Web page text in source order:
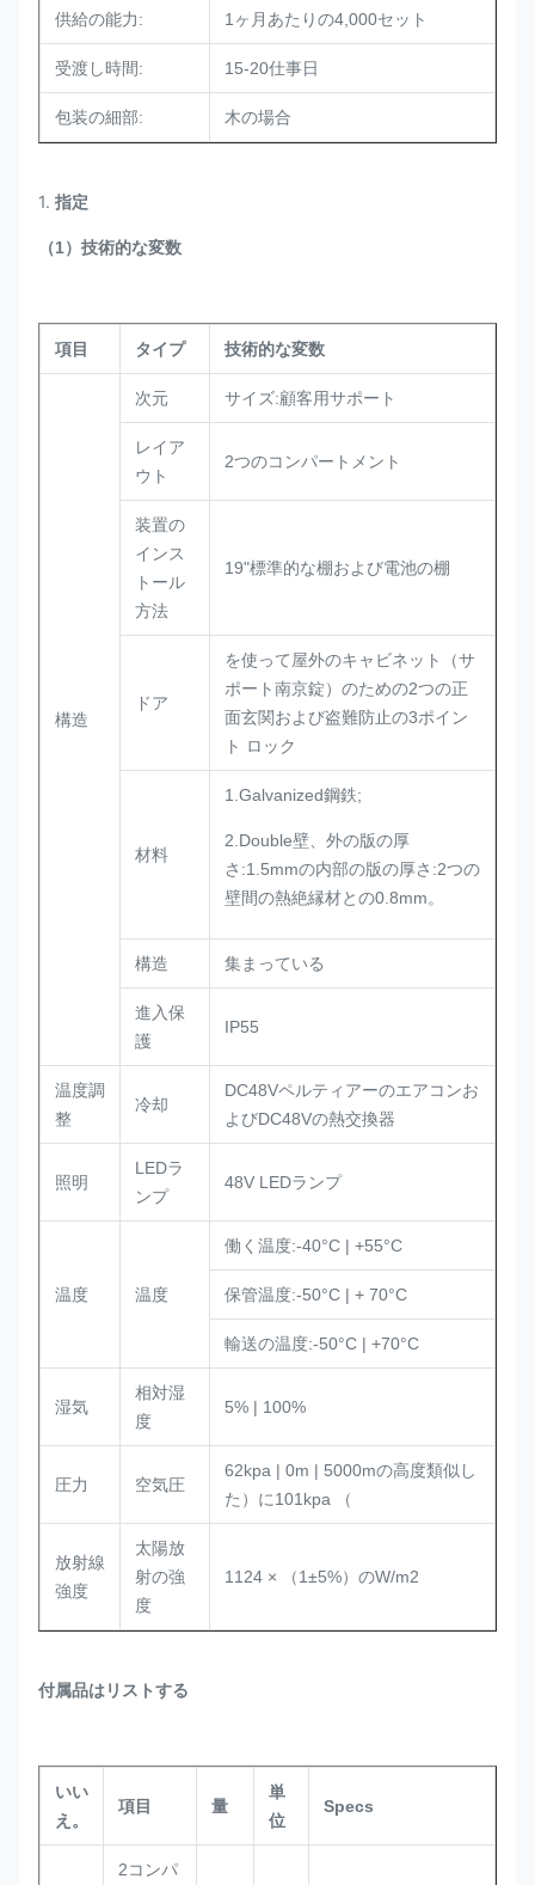
供給の能力: 1ヶ月あたりの4,000セット
受渡し時間: 15-20仕事日
包装の細部: 木の場合
1. 指定
（1）技術的な変数
項目 タイプ 技術的な変数
構造
次元 サイズ:顧客用サポート
レイア
ウト
2つのコンパートメント
装置の
インス
トール
方法
19"標準的な棚および電池の棚
ドア
を使って屋外のキャビネット（サ
ポート南京錠）のための2つの正
面玄関および盗難防止の3ポイン
ト ロック
材料
1.Galvanized鋼鉄;
2.Double壁、外の版の厚
さ:1.5mmの内部の版の厚さ:2つの
壁間の熱絶縁材との0.8mm。
構造 集まっている
進入保
護
IP55
温度調
整
冷却
DC48Vペルティアーのエアコンお
よびDC48Vの熱交換器
照明
LEDラ
ンプ
48V LEDランプ
温度 温度
働く温度:-40°C | +55°C
保管温度:-50°C | + 70°C
輸送の温度:-50°C | +70°C
湿気
相対湿
度
5% | 100%
圧力 空気圧
62kpa | 0m | 5000mの高度類似し
た）に101kpa （
放射線
強度
太陽放
射の強
度
1124 × （1±5%）のW/m2
付属品はリストする
いい
え。
項目 量
単
位
Specs
2コンパ